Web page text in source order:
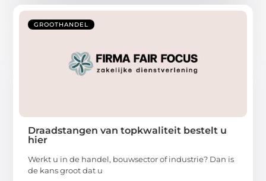
GROOTHANDEL
Draadstangen van topkwaliteit bestelt u
hier
Werkt u in de handel, bouwsector of industrie? Dan is
de kans groot dat u